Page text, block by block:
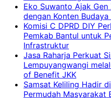
Eko Suwanto Ajak
dengan Konten
Komisi C DPRD DIY
Pemkab Bantul untuk
Infrastruktur
Jasa Raharja Perkuat
Lempuyangwangi
of Benefit JKK
Samsat Keliling Hadir
Permudah Masyarakat